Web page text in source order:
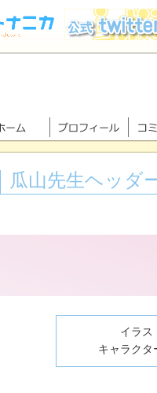
瓜山先生ヘッダ
イラス
キャラクタ